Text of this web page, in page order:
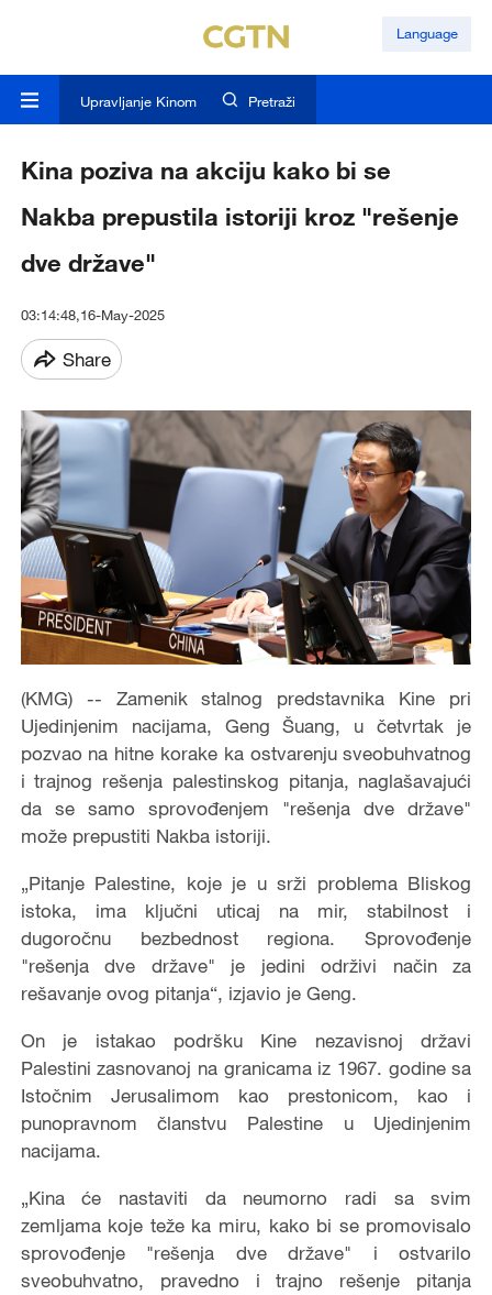
Language
Upravljanje Kinom Pretraži
Kina poziva na akciju kako bi se
Nakba prepustila istoriji kroz "rešenje
dve države"
03:14:48,16-May-2025
Share
(KMG) -- Zamenik stalnog predstavnika Kine pri
Ujedinjenim nacijama, Geng Šuang, u četvrtak je
pozvao na hitne korake ka ostvarenju sveobuhvatnog
i trajnog rešenja palestinskog pitanja, naglašavajući
da se samo sprovođenjem "rešenja dve države"
može prepustiti Nakba istoriji.
„Pitanje Palestine, koje je u srži problema Bliskog
istoka, ima ključni uticaj na mir, stabilnost i
dugoročnu bezbednost regiona. Sprovođenje
"rešenja dve države" je jedini održivi način za
rešavanje ovog pitanja“, izjavio je Geng.
On je istakao podršku Kine nezavisnoj državi
Palestini zasnovanoj na granicama iz 1967. godine sa
Istočnim Jerusalimom kao prestonicom, kao i
punopravnom članstvu Palestine u Ujedinjenim
nacijama.
„Kina će nastaviti da neumorno radi sa svim
zemljama koje teže ka miru, kako bi se promovisalo
sprovođenje "rešenja dve države" i ostvarilo
sveobuhvatno, pravedno i trajno rešenje pitanja